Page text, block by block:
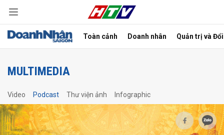
Toàn cảnh Doanh nhân Quản trị và
MULTIMEDIA
Video Podcast Thư viện ảnh Infographic